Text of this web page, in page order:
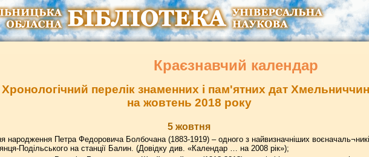
Краєзнавчий календар
Хронологічний перелік знаменних і пам'ятних дат
на жовтень 2018 року
5 жовтня
народження Петра Федоровича Болбочана (1883-1919) – одного з найвизначніших
Подільського на станції Балин. (Довідку див. «Календар … на 2008 рік»);